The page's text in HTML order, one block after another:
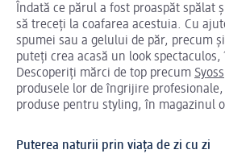
Îndată ce părul a fost proaspăt spălat
să treceți la coafarea acestuia. Cu
spumei sau a gelului de păr, precum
puteți crea acasă un look
Descoperiți mărci de top precum Syoss
produsele lor de îngrijire
produse pentru styling, în magazinul
Puterea naturii prin viața de zi cu zi